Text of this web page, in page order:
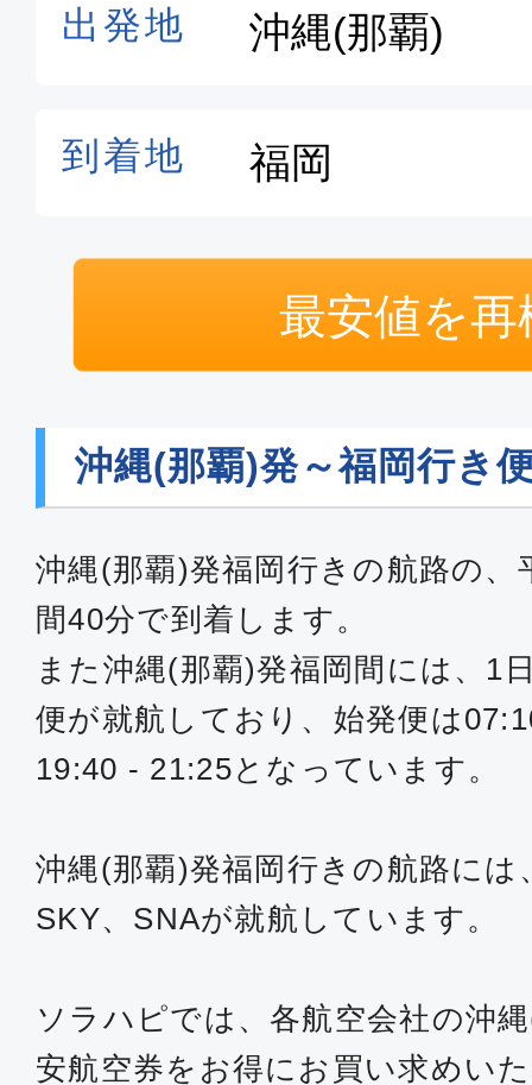
JTA050
クラスJ
07:10
JTA054
クラスJ
沖縄(那覇)
13:20
福岡
JTA062
クラスJ
沖縄(那覇)
19:40
福岡
JTA050
クラスJ
沖縄(那覇)
07:10
福岡
クラスJ
沖縄(那覇)
福岡
最安値を再
沖縄(那覇)発～福岡行き
沖縄(那覇)発福岡行きの航路の、
間40分で到着します。
また沖縄(那覇)発福岡間には、1
便が就航しており、始発便は
19:40 - 21:25となっています。
沖縄(那覇)発福岡行きの航路には
SKY、SNAが就航しています。
ソラハピでは、各航空会社の沖
安航空券をお得にお買い求めい